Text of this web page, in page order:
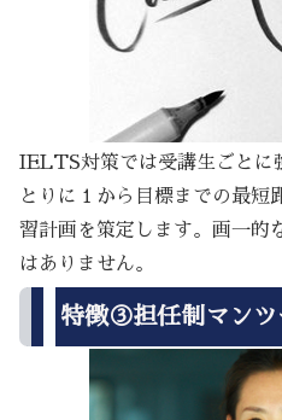
IELTS対策では受講生ごとに
とりに１から目標までの最短
習計画を策定します。画一的
はありません。
特徴③担任制マンツ